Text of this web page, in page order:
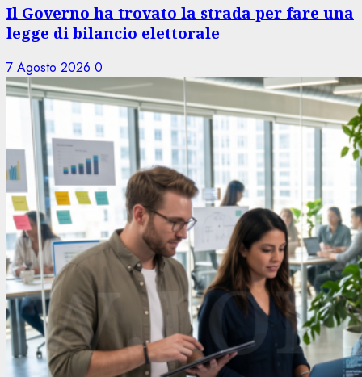
Il Governo ha trovato la strada per fare una
legge di bilancio elettorale
7 Agosto 2026 0